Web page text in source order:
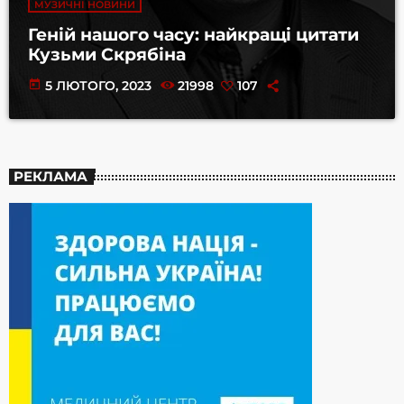
МУЗИЧНІ НОВИНИ
Геній нашого часу: найкращі цитати
Кузьми Скрябіна
today 5 ЛЮТОГО, 2023 21998 107
РЕКЛАМА